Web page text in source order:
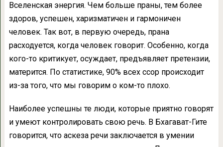
Вселенская энергия. Чем больше праны, тем более
здоров, успешен, харизматичен и гармоничен
человек. Так вот, в первую очередь, прана
расходуется, когда человек говорит. Особенно, когда
кого-то критикует, осуждает, предъявляет претензии,
матерится. По статистике, 90% всех ссор происходит
из-за того, что мы говорим о ком-то плохо.
Наиболее успешны те люди, которые приятно говорят
и умеют контролировать свою речь. В Бхагават-Гите
говорится, что аскеза речи заключается в умении